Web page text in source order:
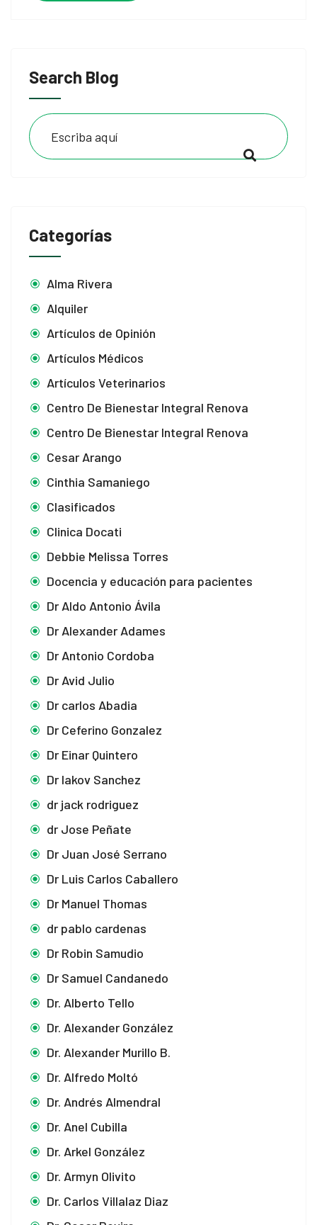
Search Blog
Categorías
Alma Rivera
Alquiler
Artículos de Opinión
Artículos Médicos
Artículos Veterinarios
Centro De Bienestar Integral Renova
Centro De Bienestar Integral Renova
Cesar Arango
Cinthia Samaniego
Clasificados
Clinica Docati
Debbie Melissa Torres
Docencia y educación para pacientes
Dr Aldo Antonio Ávila
Dr Alexander Adames
Dr Antonio Cordoba
Dr Avid Julio
Dr carlos Abadia
Dr Ceferino Gonzalez
Dr Einar Quintero
Dr Iakov Sanchez
dr jack rodriguez
dr Jose Peñate
Dr Juan José Serrano
Dr Luis Carlos Caballero
Dr Manuel Thomas
dr pablo cardenas
Dr Robin Samudio
Dr Samuel Candanedo
Dr. Alberto Tello
Dr. Alexander González
Dr. Alexander Murillo B.
Dr. Alfredo Moltó
Dr. Andrés Almendral
Dr. Anel Cubilla
Dr. Arkel González
Dr. Armyn Olivito
Dr. Carlos Villalaz Diaz